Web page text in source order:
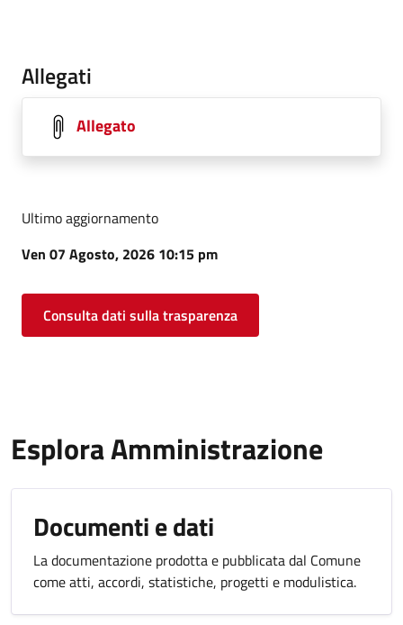
Allegati
Allegato
Ultimo aggiornamento
Ven 07 Agosto, 2026 10:15 pm
Consulta dati sulla trasparenza
Esplora Amministrazione
Documenti e dati
La documentazione prodotta e pubblicata dal Comune
come atti, accordi, statistiche, progetti e modulistica.